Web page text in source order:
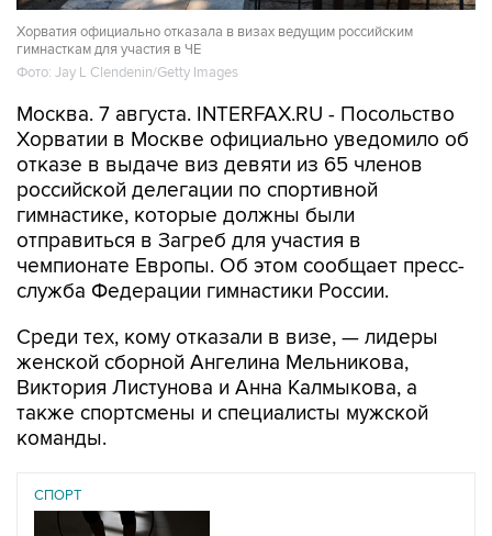
Хорватия официально отказала в визах ведущим российским
гимнасткам для участия в ЧЕ
Фото: Jay L Clendenin/Getty Images
Москва. 7 августа. INTERFAX.RU - Посольство
Хорватии в Москве официально уведомило об
отказе в выдаче виз девяти из 65 членов
российской делегации по спортивной
гимнастике, которые должны были
отправиться в Загреб для участия в
чемпионате Европы. Об этом сообщает пресс-
служба Федерации гимнастики России.
Среди тех, кому отказали в визе, — лидеры
женской сборной Ангелина Мельникова,
Виктория Листунова и Анна Калмыкова, а
также спортсмены и специалисты мужской
команды.
СПОРТ